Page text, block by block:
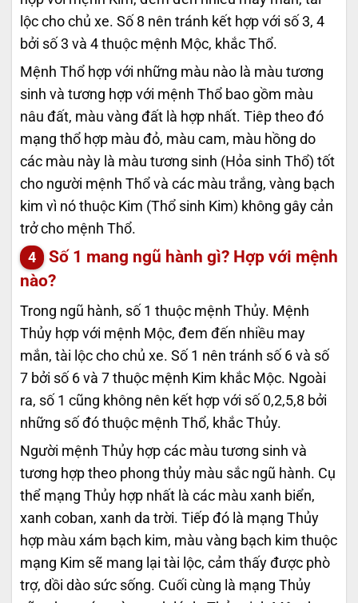
lộc cho chủ xe. Số 8 nên tránh kết hợp với số 3, 4
bởi số 3 và 4 thuộc mệnh Mộc, khắc Thổ.
Mệnh Thổ hợp với những màu nào là màu tương
sinh và tương hợp với mệnh Thổ bao gồm màu
nâu đất, màu vàng đất là hợp nhất. Tiêp theo đó
mạng thổ hợp màu đỏ, màu cam, màu hồng do
các màu này là màu tương sinh (Hỏa sinh Thổ) tốt
cho người mệnh Thổ và các màu trắng, vàng bạch
kim vì nó thuộc Kim (Thổ sinh Kim) không gây cản
trở cho mệnh Thổ.
Số 1 mang ngũ hành gì? Hợp với mệnh
nào?
Trong ngũ hành, số 1 thuộc mệnh Thủy. Mệnh
Thủy hợp với mệnh Mộc, đem đến nhiều may
mắn, tài lộc cho chủ xe. Số 1 nên tránh số 6 và số
7 bởi số 6 và 7 thuộc mệnh Kim khắc Mộc. Ngoài
ra, số 1 cũng không nên kết hợp với số 0,2,5,8 bởi
những số đó thuộc mệnh Thổ, khắc Thủy.
Người mệnh Thủy hợp các màu tương sinh và
tương hợp theo phong thủy màu sắc ngũ hành. Cụ
thể mạng Thủy hợp nhất là các màu xanh biển,
xanh coban, xanh da trời. Tiếp đó là mạng Thủy
hợp màu xám bạch kim, màu vàng bạch kim thuộc
mạng Kim sẽ mang lại tài lộc, cảm thấy được phò
trợ, dồi dào sức sống. Cuối cùng là mạng Thủy